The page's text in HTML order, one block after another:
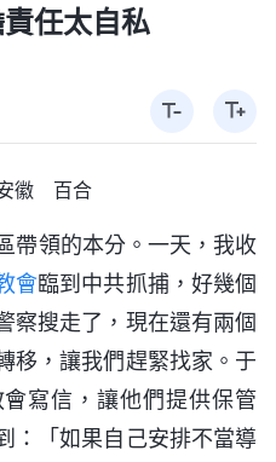
任太自私
徽 百合
帶領的本分。一天，我收
會臨到中共抓捕，好幾個
察搜走了，現在還有兩個
移，讓我們趕緊找家。于
寫信，讓他們提供保管
：「如果自己安排不當導